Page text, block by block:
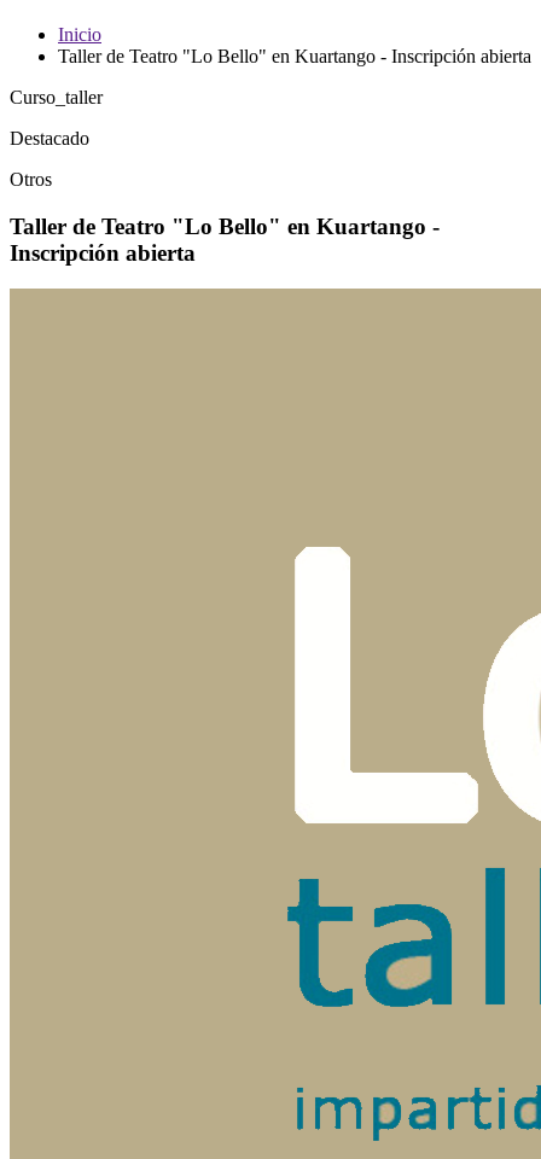
Inicio
Taller de Teatro "Lo Bello" en Kuartango - Inscripción abierta
Curso_taller
Destacado
Otros
Taller de Teatro "Lo Bello" en Kuartango -
Inscripción abierta